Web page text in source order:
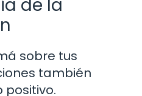
de la
sobre tus
también
positivo.